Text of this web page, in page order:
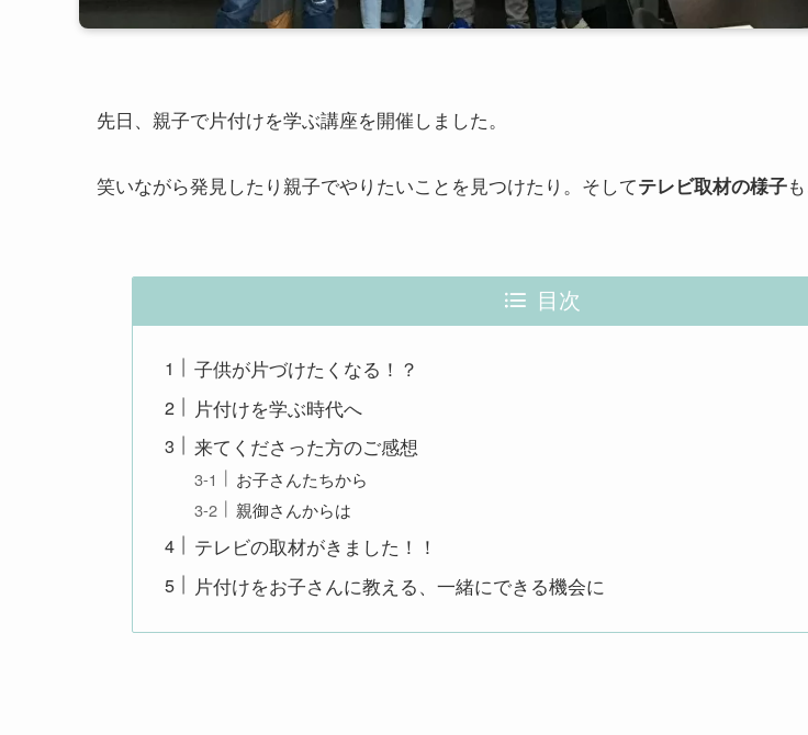
先日、親子で片付けを学ぶ講座を開催しました。
笑いながら発見したり親子でやりたいことを見つけたり。そしてテレビ取材の様子
目次
子供が片づけたくなる！？
片付けを学ぶ時代へ
来てくださった方のご感想
お子さんたちから
親御さんからは
テレビの取材がきました！！
片付けをお子さんに教える、一緒にできる機会に